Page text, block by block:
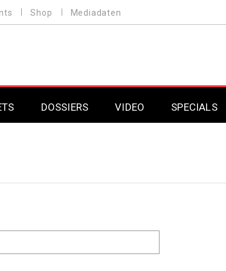
Shop Mediadaten
DOSSIERS
DAB+
VIDEO SPECIALS